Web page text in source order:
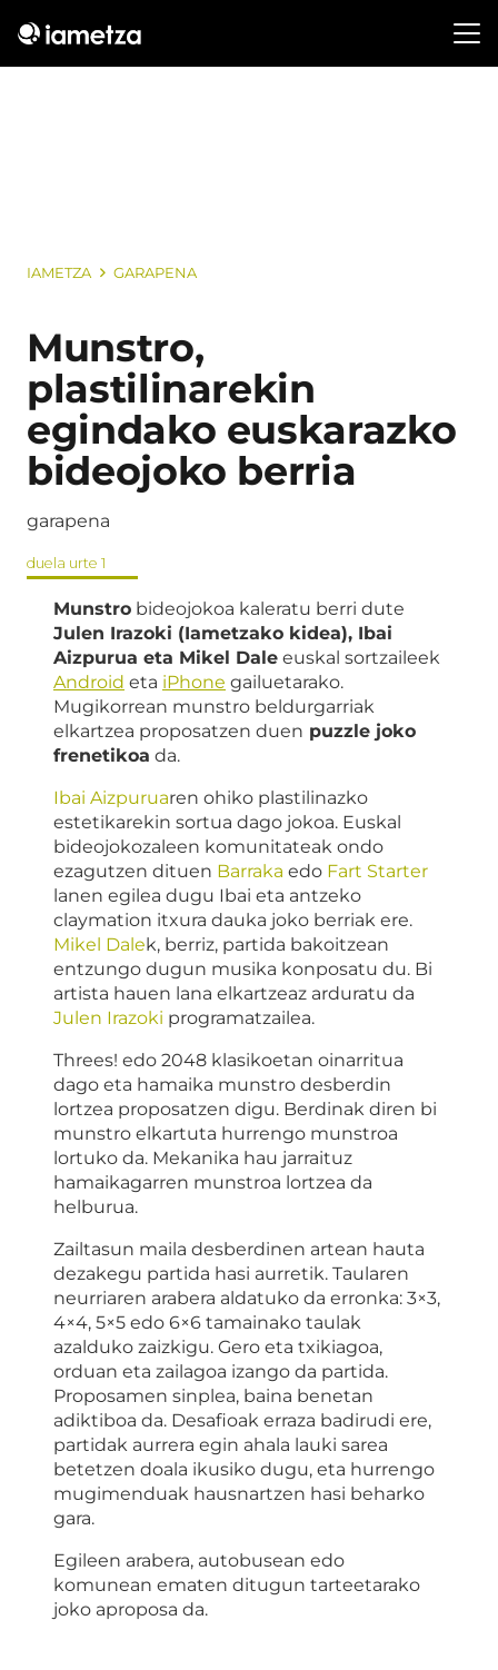
IAMETZA GARAPENA
Munstro,
plastilinarekin
egindako euskarazko
bideojoko berria
garapena
duela urte 1
Munstro bideojokoa kaleratu berri dute
Julen Irazoki (Iametzako kidea), Ibai
Aizpurua eta Mikel Dale euskal sortzaileek
Android eta iPhone gailuetarako.
Mugikorrean munstro beldurgarriak
elkartzea proposatzen duen puzzle joko
frenetikoa da.
Ibai Aizpuruaren ohiko plastilinazko
estetikarekin sortua dago jokoa. Euskal
bideojokozaleen komunitateak ondo
ezagutzen dituen Barraka edo Fart Starter
lanen egilea dugu Ibai eta antzeko
claymation itxura dauka joko berriak ere.
Mikel Dalek, berriz, partida bakoitzean
entzungo dugun musika konposatu du. Bi
artista hauen lana elkartzeaz arduratu da
Julen Irazoki programatzailea.
Threes! edo 2048 klasikoetan oinarritua
dago eta hamaika munstro desberdin
lortzea proposatzen digu. Berdinak diren bi
munstro elkartuta hurrengo munstroa
lortuko da. Mekanika hau jarraituz
hamaikagarren munstroa lortzea da
helburua.
Zailtasun maila desberdinen artean hauta
dezakegu partida hasi aurretik. Taularen
neurriaren arabera aldatuko da erronka: 3×3,
4×4, 5×5 edo 6×6 tamainako taulak
azalduko zaizkigu. Gero eta txikiagoa,
orduan eta zailagoa izango da partida.
Proposamen sinplea, baina benetan
adiktiboa da. Desafioak erraza badirudi ere,
partidak aurrera egin ahala lauki sarea
betetzen doala ikusiko dugu, eta hurrengo
mugimenduak hausnartzen hasi beharko
gara.
Egileen arabera, autobusean edo
komunean ematen ditugun tarteetarako
joko aproposa da.